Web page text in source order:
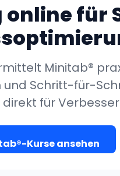
für
Minitab®
Schritt-für-
für
Kurse ansehen